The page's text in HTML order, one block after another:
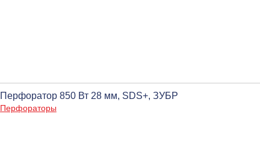
Перфоратор 850 Вт 28 мм, SDS+, ЗУБР
Перфораторы